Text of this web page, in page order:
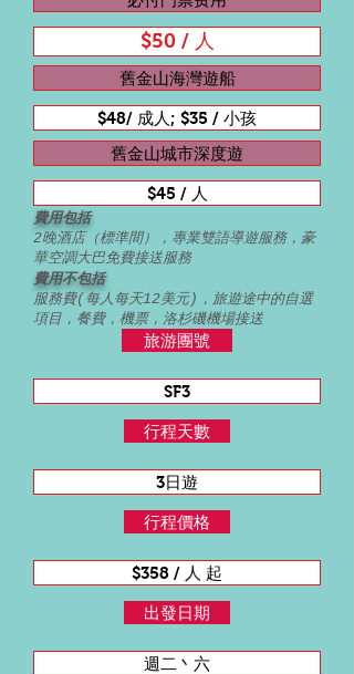
$50 / 人
舊金山海灣遊船
$48/ 成人; $35 / 小孩
費用包括
2晚酒店（標準間），專業雙語導遊服務，豪
華空調大巴免費接送服務
舊金山城市深度遊
$45 / 人
費用不包括
服務費(每人每天12美元)，旅遊途中的自選
項目 ， 餐費， 機票 ， 洛杉磯機場接送
旅游團號
SF3
行程天數
3日遊
行程價格
$358 / 人 起
出發日期
週二丶六